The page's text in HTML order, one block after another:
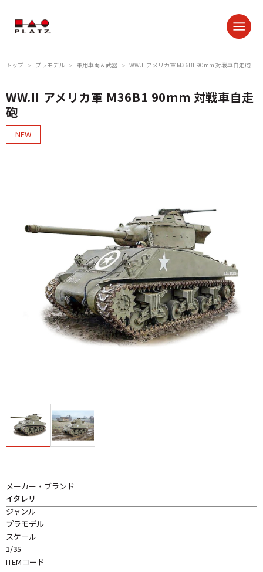
トップ ＞ プラモデル ＞ 軍用車両 & 武器 ＞ WW.II アメリカ軍 M36B1 90mm 対戦車自走砲
WW.II アメリカ軍 M36B1 90mm 対戦車自走
砲
NEW
メーカー・ブランド
イタレリ
ジャンル
プラモデル
スケール
1/35
ITEMコード